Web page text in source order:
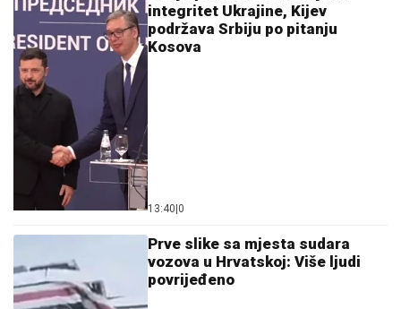
integritet Ukrajine, Kijev
podržava Srbiju po pitanju
Kosova
13:40|0
Prve slike sa mjesta sudara
vozova u Hrvatskoj: Više ljudi
povrijeđeno